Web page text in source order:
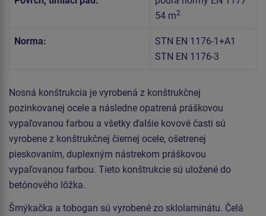
54 m2
Norma:
STN EN 1176-1+A1
STN EN 1176-3
Nosná konštrukcia je vyrobená z konštrukčnej
pozinkovanej ocele a následne opatrená práškovou
vypaľovanou farbou a všetky ďalšie kovové časti sú
vyrobene z konštrukčnej čiernej ocele, ošetrenej
pieskovaním, duplexným nástrekom práškovou
vypaľovanou farbou. Tieto konštrukcie sú uložené do
betónového lôžka.
Šmýkačka a tobogan sú vyrobené zo sklolaminátu. Čelá